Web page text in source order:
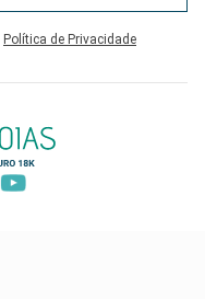
Política de Privacidade